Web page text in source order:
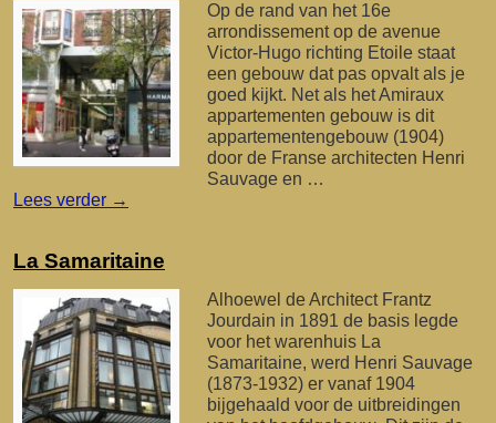
Op de rand van het 16e
arrondissement op de avenue
Victor-Hugo richting Etoile staat
een gebouw dat pas opvalt als je
goed kijkt. Net als het Amiraux
appartementen gebouw is dit
appartementengebouw (1904)
door de Franse architecten Henri
Sauvage en …
Lees verder →
La Samaritaine
Alhoewel de Architect Frantz
Jourdain in 1891 de basis legde
voor het warenhuis La
Samaritaine, werd Henri Sauvage
(1873-1932) er vanaf 1904
bijgehaald voor de uitbreidingen